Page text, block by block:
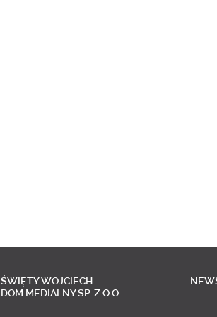
ŚWIĘTY WOJCIECH
DOM MEDIALNY SP. Z O.O.